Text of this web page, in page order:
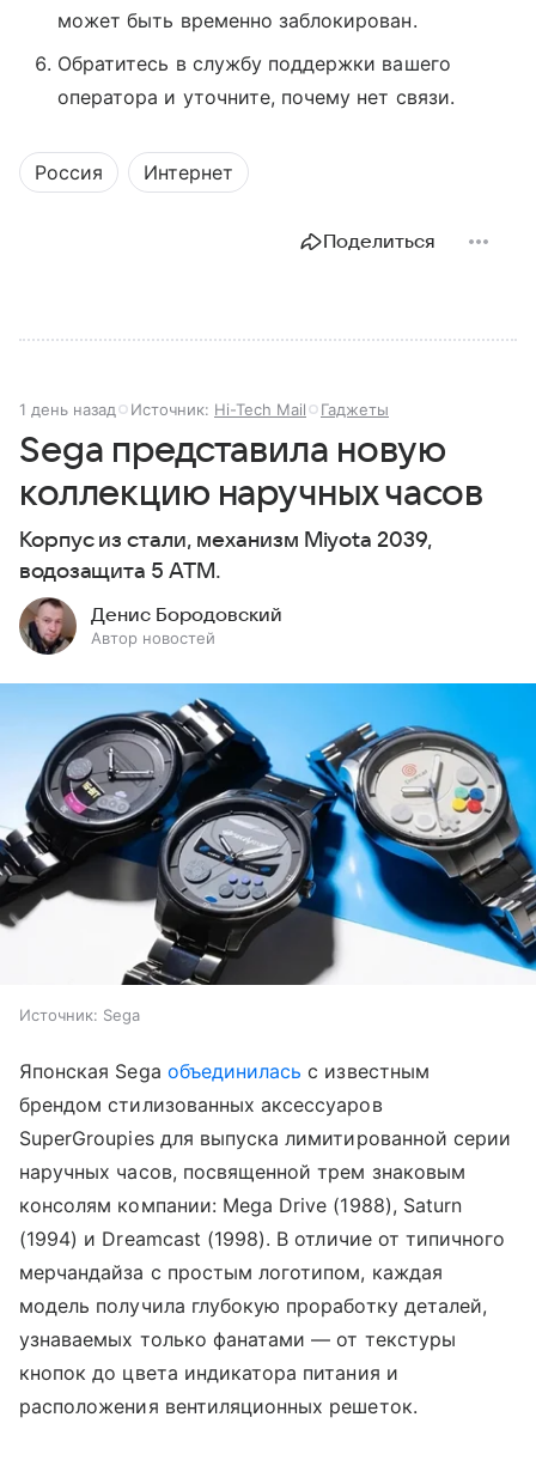
может быть временно заблокирован.
Обратитесь в службу поддержки вашего
оператора и уточните, почему нет связи.
Россия Интернет
Поделиться
1 день назад Источник: Hi-Tech Mail Гаджеты
Sega представила новую
коллекцию наручных часов
Корпус из стали, механизм Miyota 2039,
водозащита 5 ATM.
Денис Бородовский
Автор новостей
Источник: Sega
Японская Sega объединилась с известным
брендом стилизованных аксессуаров
SuperGroupies для выпуска лимитированной серии
наручных часов, посвященной трем знаковым
консолям компании: Mega Drive (1988), Saturn
(1994) и Dreamcast (1998). В отличие от типичного
мерчандайза с простым логотипом, каждая
модель получила глубокую проработку деталей,
узнаваемых только фанатами — от текстуры
кнопок до цвета индикатора питания и
расположения вентиляционных решеток.